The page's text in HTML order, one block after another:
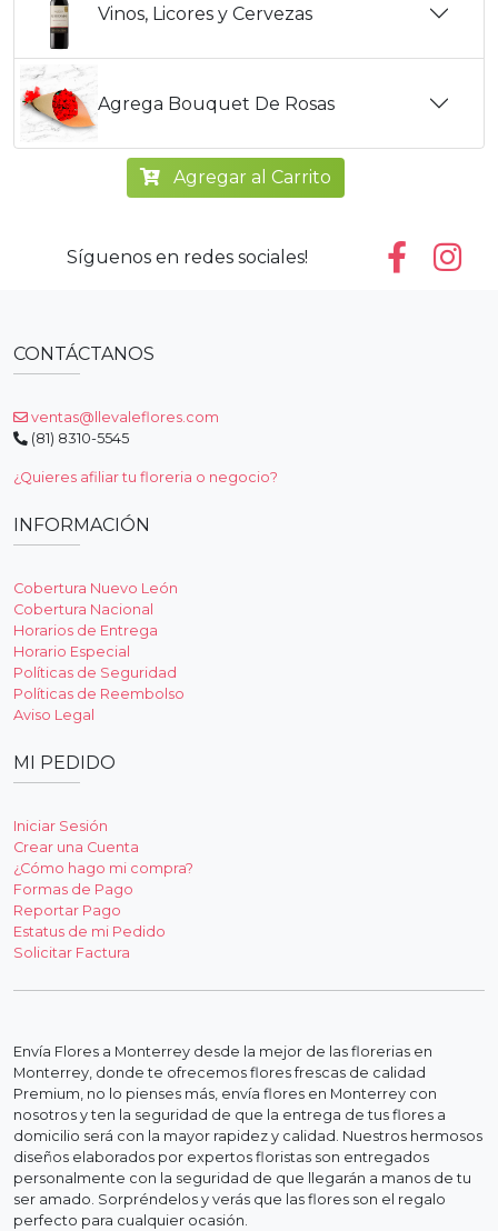
Vinos, Licores y Cervezas
Agrega Bouquet De Rosas
Agregar al Carrito
Síguenos en redes sociales!
CONTÁCTANOS
ventas@llevaleflores.com
(81) 8310-5545
¿Quieres afiliar tu floreria o negocio?
INFORMACIÓN
Cobertura Nuevo León
Cobertura Nacional
Horarios de Entrega
Horario Especial
Políticas de Seguridad
Políticas de Reembolso
Aviso Legal
MI PEDIDO
Iniciar Sesión
Crear una Cuenta
¿Cómo hago mi compra?
Formas de Pago
Reportar Pago
Estatus de mi Pedido
Solicitar Factura
Envía Flores a Monterrey desde la mejor de las florerias en
Monterrey, donde te ofrecemos flores frescas de calidad
Premium, no lo pienses más, envía flores en Monterrey con
nosotros y ten la seguridad de que la entrega de tus flores a
domicilio será con la mayor rapidez y calidad. Nuestros hermosos
diseños elaborados por expertos floristas son entregados
personalmente con la seguridad de que llegarán a manos de tu
ser amado. Sorpréndelos y verás que las flores son el regalo
perfecto para cualquier ocasión.